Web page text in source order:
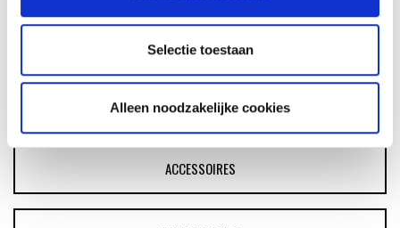
Selectie toestaan
Alleen noodzakelijke cookies
ASSORTIMENT
BARBECUE'S
ACCESSOIRES